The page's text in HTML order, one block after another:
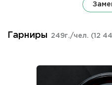
Гарниры 249г./чел. (12